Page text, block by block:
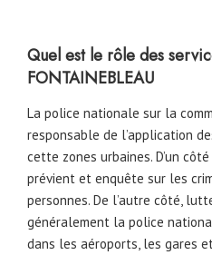
Quel est le rôle des
FONTAINEBLEAU
La police nationale sur la
responsable de l’application
cette zones urbaines. D’un
prévient et enquête sur les
personnes. De l’autre côté,
généralement la police
dans les aéroports, les gares